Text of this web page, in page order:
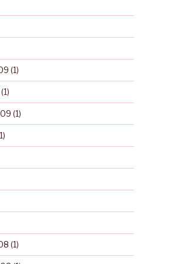
(1)
(1)
(1)
(1)